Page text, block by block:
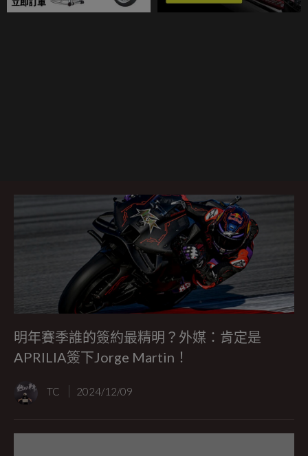
明年賽季誰的簽約最精明？外媒：肯定是
APRILIA簽下Jorge Martin！
TC 2024/12/09